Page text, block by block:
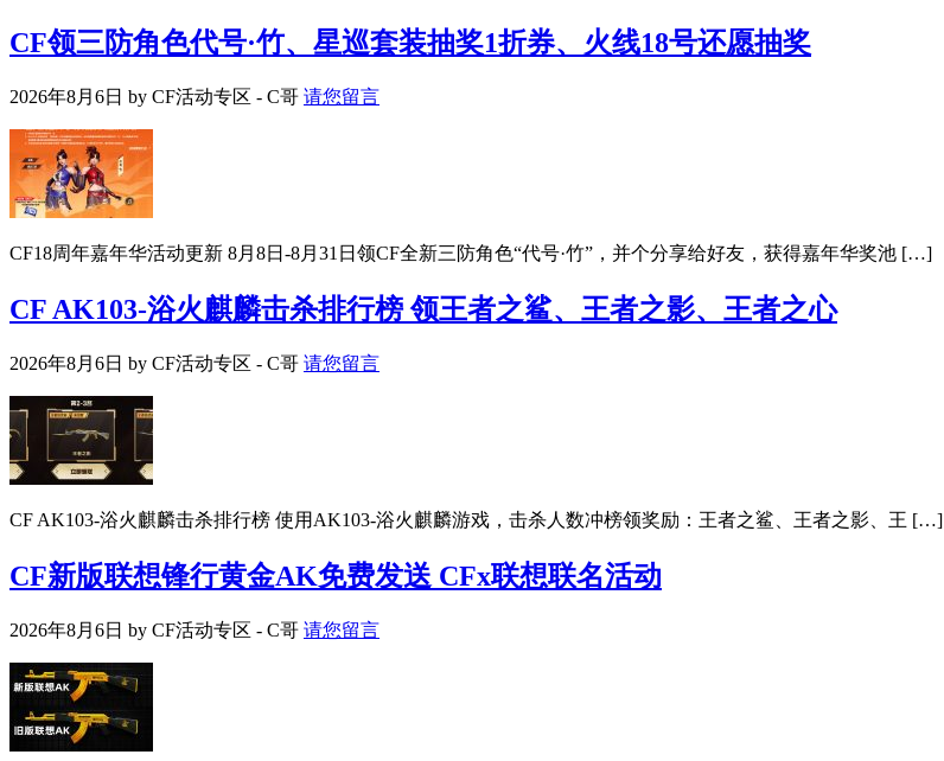
CF领三防角色代号·竹、星巡套装抽奖1折券、火线18号还愿抽奖
2026年8月6日 by CF活动专区 - C哥 请您留言
CF18周年嘉年华活动更新 8月8日-8月31日领CF全新三防角色“代号·竹”，并个分享给好友，获得嘉年华奖池 […]
CF AK103-浴火麒麟击杀排行榜 领王者之鲨、王者之影、王者之心
2026年8月6日 by CF活动专区 - C哥 请您留言
CF AK103-浴火麒麟击杀排行榜 使用AK103-浴火麒麟游戏，击杀人数冲榜领奖励：王者之鲨、王者之影、王 […]
CF新版联想锋行黄金AK免费发送 CFx联想联名活动
2026年8月6日 by CF活动专区 - C哥 请您留言